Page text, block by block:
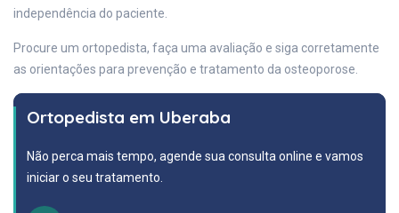
independência do paciente.
Procure um ortopedista, faça uma avaliação e siga corretamente
as orientações para prevenção e tratamento da osteoporose.
Ortopedista em Uberaba
Não perca mais tempo, agende sua consulta online e vamos
iniciar o seu tratamento.